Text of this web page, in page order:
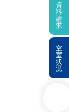
資
料
請
求
空
室
状
況